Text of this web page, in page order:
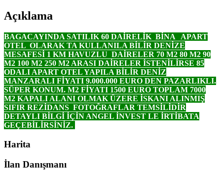
Açıklama
BAGACAYINDA SATILIK 60 DAİRELİK BİNA APART
OTEL OLARAK TA KULLANILA BİLİR DENİZE
MESAFESİ 1 KM HAVUZLU DAİRELER 70 M2 80 M2 90
M2 100 M2 250 M2 ARASI DAİRELER İSTENİLİRSE 85
ODALI APART OTEL YAPILA BİLİR DENİZ
MANZARALI FİYATI 9.000.000 EURO DEN PAZARLIKLI.
SÜPER KONUM. M2 FİYATI 1500 EURO TOPLAM 7000
M2 KAPALI ALANI OLMAK ÜZERE İSKANI ALINMIŞ
SIFIR REZİDANS FOTOĞRAFLAR TEMSİLİDİR
DETAYLI BİLGİ İÇİN ANGEL İNVEST LE İRTİBATA
GEÇEBİLİRSİNİZ.
Harita
İlan Danışmanı